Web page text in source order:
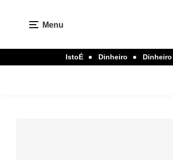
Menu
IstoÉ Dinheiro